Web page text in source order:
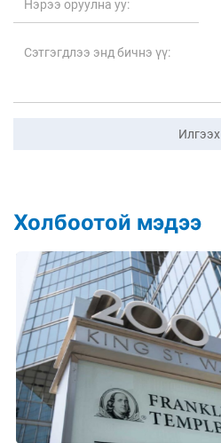
Илгээх
Холбоотой мэдээ